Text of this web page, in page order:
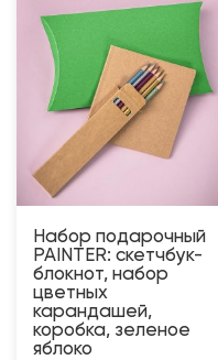
Набор подарочный
PAINTER: скетчбук-
блокнот, набор
цветных
карандашей,
коробка, зеленое
яблоко